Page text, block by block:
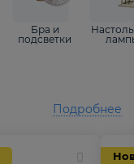
Бра и
подсветки
Подробнее